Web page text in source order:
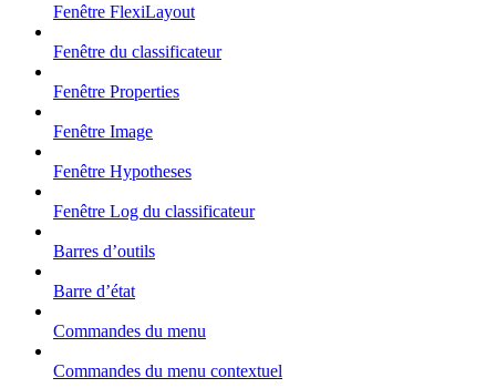
Fenêtre FlexiLayout
Fenêtre du classificateur
Fenêtre Properties
Fenêtre Image
Fenêtre Hypotheses
Fenêtre Log du classificateur
Barres d’outils
Barre d’état
Commandes du menu
Commandes du menu contextuel